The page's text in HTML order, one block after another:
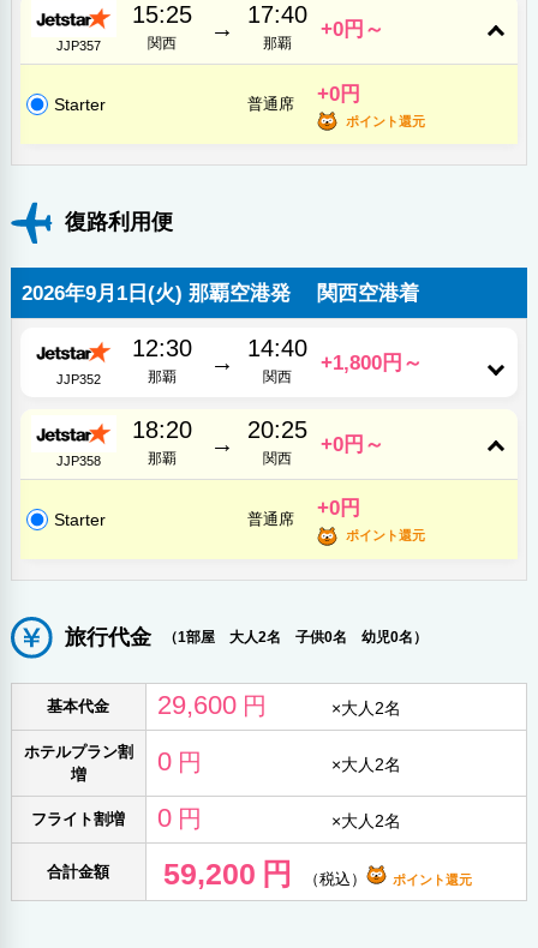
JJP357
15:25
関西
→
17:40
那覇
+0円～
Starter 普通席 +0円
ポイント還元
復路利用便
2026年9月1日(火) 那覇空港発 関西空港着
JJP352
12:30
那覇
→
14:40
関西
+1,800円～
JJP358
18:20
那覇
→
20:25
関西
+0円～
Starter 普通席 +0円
ポイント還元
旅行代金 （1部屋 大人2名 子供0名 幼児0名）
基本代金 29,600 円 ×大人2名
ホテルプラン割
増
0 円 ×大人2名
フライト割増 0 円 ×大人2名
合計金額 59,200 円 （税込） ポイント還元